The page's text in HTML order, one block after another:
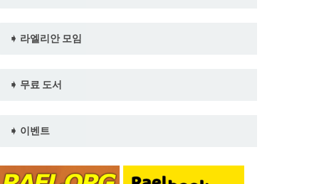
➧ 라엘리안 모임
➧ 무료 도서
➧ 이벤트